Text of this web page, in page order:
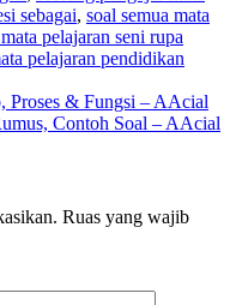
sebagai, soal semua mata
pelajaran seni rupa
pelajaran pendidikan
Proses & Fungsi – AAcial
Contoh Soal – AAcial
Ruas yang wajib